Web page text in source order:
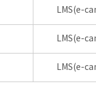
LMS(e-
LMS(e-
LMS(e-